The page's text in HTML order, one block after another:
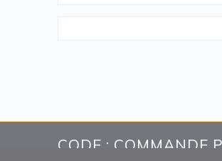
CODE : COMMANDE